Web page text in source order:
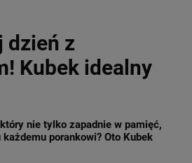
dzień z
Kubek idealny
nie tylko zapadnie w pamięć,
porankowi? Oto Kubek